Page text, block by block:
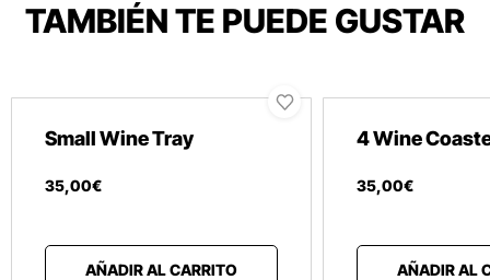
TAMBIÉN TE PUEDE GUSTAR
Small Wine Tray
35,00€
AÑADIR AL CARRITO
4 Wine
35,00€
AÑADIR AL